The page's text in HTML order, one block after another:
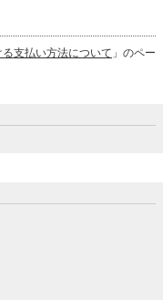
る支払い方法について 」のペー